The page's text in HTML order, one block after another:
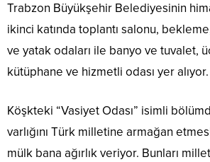
Trabzon Büyükşehir Belediyesinin
ikinci katında toplantı salonu,
ve yatak odaları ile banyo ve tuvalet,
kütüphane ve hizmetli odası yer alıyor.
Köşkteki “Vasiyet Odası” isimli
varlığını Türk milletine armağan
mülk bana ağırlık veriyor. Bunları